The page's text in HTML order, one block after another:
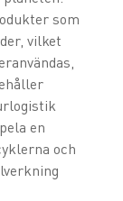
som
vilket
en
och